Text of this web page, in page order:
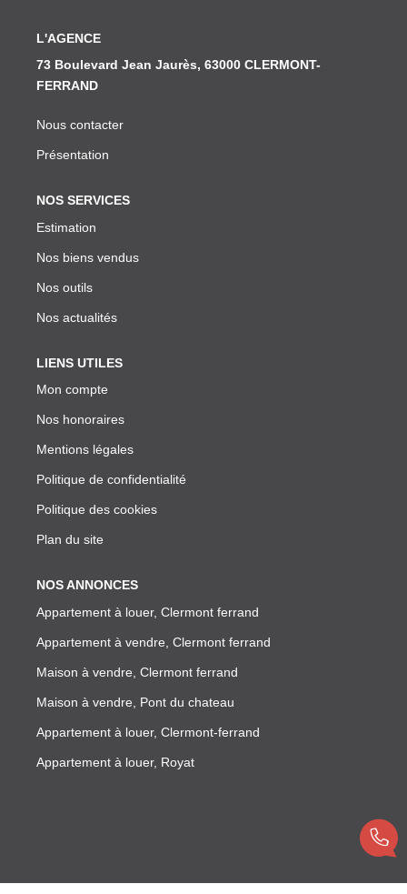
L'AGENCE
73 Boulevard Jean Jaurès, 63000 CLERMONT-
FERRAND
Nous contacter
Présentation
NOS SERVICES
Estimation
Nos biens vendus
Nos outils
Nos actualités
LIENS UTILES
Mon compte
Nos honoraires
Mentions légales
Politique de confidentialité
Politique des cookies
Plan du site
NOS ANNONCES
Appartement à louer, Clermont ferrand
Appartement à vendre, Clermont ferrand
Maison à vendre, Clermont ferrand
Maison à vendre, Pont du chateau
Appartement à louer, Clermont-ferrand
Appartement à louer, Royat